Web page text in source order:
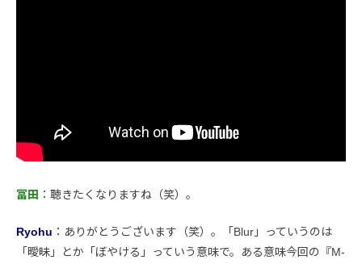
冨田 ：聴きたくなりますね（笑）。
Ryohu ：ありがとうございます（笑）。「Blur」っていうのは
「曖昧」とか「ぼやける」っていう意味で。ある意味今回の『M-